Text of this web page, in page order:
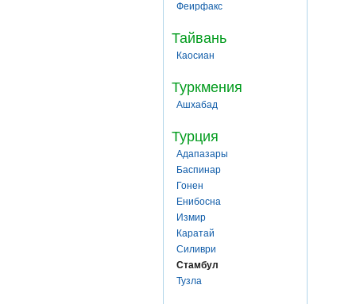
Феирфакс
Тайвань
Каосиан
Туркмения
Ашхабад
Турция
Адапазары
Баспинар
Гонен
Енибосна
Измир
Каратай
Силиври
Стамбул
Тузла